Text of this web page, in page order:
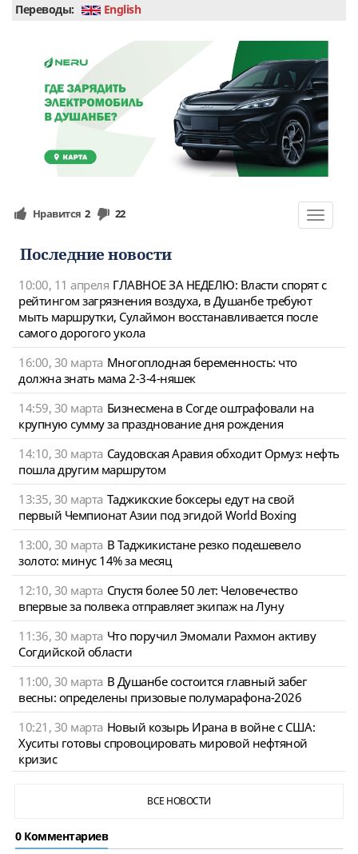
Переводы: English
Toggle
Нравится 2 22
Последние новости
10:00, 11 апреля ГЛАВНОЕ ЗА НЕДЕЛЮ: Власти спорят с
рейтингом загрязнения воздуха, в Душанбе требуют
мыть маршрутки, Сулаймон восстанавливается после
самого дорогого укола
16:00, 30 марта Многоплодная беременность: что
должна знать мама 2-3-4-няшек
14:59, 30 марта Бизнесмена в Согде оштрафовали на
крупную сумму за празднование дня рождения
14:10, 30 марта Саудовская Аравия обходит Ормуз: нефть
пошла другим маршрутом
13:35, 30 марта Таджикские боксеры едут на свой
первый Чемпионат Азии под эгидой World Boxing
13:00, 30 марта В Таджикистане резко подешевело
золото: минус 14% за месяц
12:10, 30 марта Спустя более 50 лет: Человечество
впервые за полвека отправляет экипаж на Луну
11:36, 30 марта Что поручил Эмомали Рахмон активу
Согдийской области
11:00, 30 марта В Душанбе состоится главный забег
весны: определены призовые полумарафона-2026
10:21, 30 марта Новый козырь Ирана в войне с США:
Хуситы готовы спровоцировать мировой нефтяной
кризис
ВСЕ НОВОСТИ
0 Комментариев